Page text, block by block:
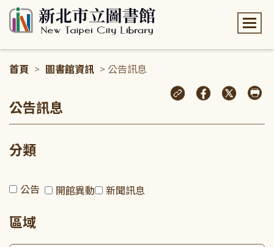
首頁 > 圖書館資訊 > 公告訊息
公告訊息
分類
公告 開館異動 新聞訊息
區域